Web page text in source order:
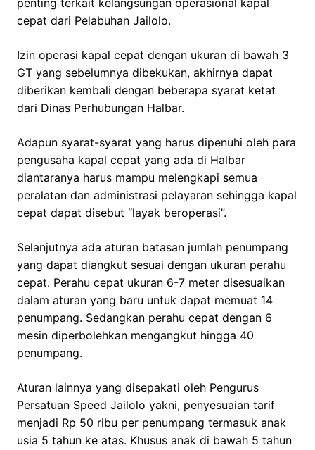
penting terkait kelangsungan operasional kapal
cepat dari Pelabuhan Jailolo.
Izin operasi kapal cepat dengan ukuran di bawah 3
GT yang sebelumnya dibekukan, akhirnya dapat
diberikan kembali dengan beberapa syarat ketat
dari Dinas Perhubungan Halbar.
Adapun syarat-syarat yang harus dipenuhi oleh para
pengusaha kapal cepat yang ada di Halbar
diantaranya harus mampu melengkapi semua
peralatan dan administrasi pelayaran sehingga kapal
cepat dapat disebut “layak beroperasi”.
Selanjutnya ada aturan batasan jumlah penumpang
yang dapat diangkut sesuai dengan ukuran perahu
cepat. Perahu cepat ukuran 6-7 meter disesuaikan
dalam aturan yang baru untuk dapat memuat 14
penumpang. Sedangkan perahu cepat dengan 6
mesin diperbolehkan mengangkut hingga 40
penumpang.
Aturan lainnya yang disepakati oleh Pengurus
Persatuan Speed Jailolo yakni, penyesuaian tarif
menjadi Rp 50 ribu per penumpang termasuk anak
usia 5 tahun ke atas. Khusus anak di bawah 5 tahun